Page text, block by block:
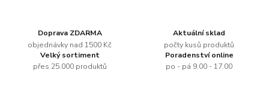
Doprava ZDARMA
objednávky nad 1500 Kč
Aktuální sklad
počty kusů produktů
Velký sortiment
přes 25.000 produktů
Poradenství online
po - pá 9.00 - 17.00